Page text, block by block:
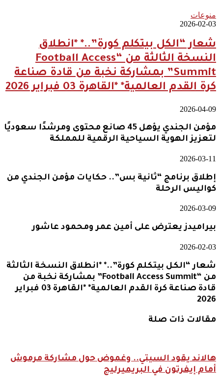
منوعات
2026-02-03
شعار “الكل بيتكلم كورة”..* *انطلاق
النسخة الثالثة من “Football Access
Summit” بمشاركة نخبة من قادة صناعة
كرة القدم العالمية* *القاهرة 03 فبراير 2026
2026-04-09
مؤمن الجندي يؤهل 45 صانع محتوى ومرشدًا سعوديًا
لتعزيز الهوية السياحية الرقمية للمملكة
2026-03-11
إطلاق برنامج “ثانية بس”.. حكايات مؤمن الجندي من
كواليس الرحلة
2026-03-09
بيراميدز يعترض على أمين عمر ومحمود عاشور
2026-02-03
شعار “الكل بيتكلم كورة”..* *انطلاق النسخة الثالثة
من “Football Access Summit” بمشاركة نخبة من
قادة صناعة كرة القدم العالمية* *القاهرة 03 فبراير
2026
مقالات ذات صلة
هالاند يقود السيتي.. وغموض حول مشاركة مرموش
أمام إيفرتون في البريميرليج